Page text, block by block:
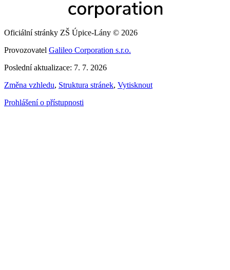
Oficiální stránky ZŠ Úpice-Lány © 2026
Provozovatel Galileo Corporation s.r.o.
Poslední aktualizace: 7. 7. 2026
Změna vzhledu, Struktura stránek, Vytisknout
Prohlášení o přístupnosti